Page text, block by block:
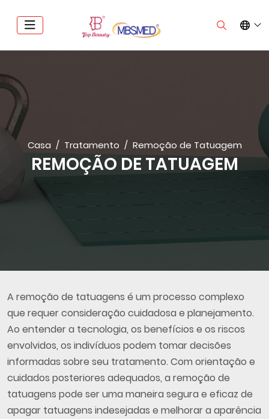
Casa Tratamento Remoção de Tatuagem
REMOÇÃO DE TATUAGEM
A remoção de tatuagens é um processo complexo
que requer consideração cuidadosa e planejamento.
Ao entender a tecnologia, os benefícios e os riscos
envolvidos, os indivíduos podem tomar decisões
informadas sobre seu tratamento. Com orientação e
cuidados posteriores adequados, a remoção de
tatuagens pode ser uma maneira segura e eficaz de
apagar tatuagens indesejadas e melhorar a aparência